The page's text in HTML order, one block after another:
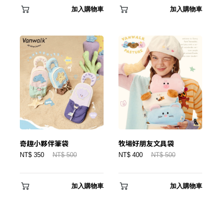
忘記密碼？
建立專屬帳號
只要再完成幾個步驟，即可完成帳號的註冊程序，
我 要 註 冊
加入購物車 加入購物車
奇趣小夥伴筆袋
NT$ 350 NT$ 500
加入購物車
牧場好朋友文具袋
NT$ 400 NT$ 500
加入購物車